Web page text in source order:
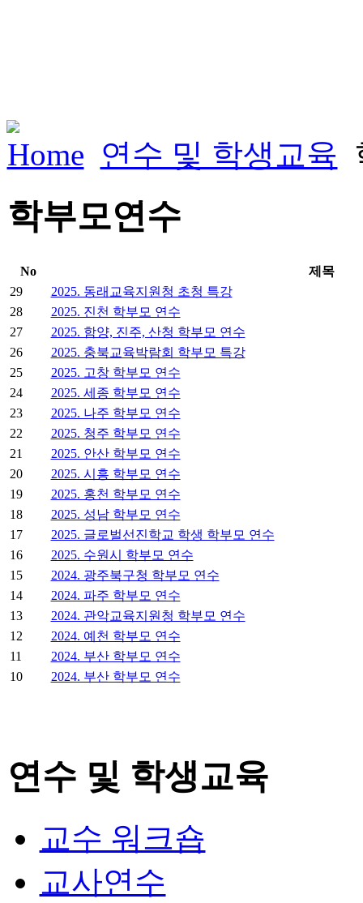
Home 연수 및 학생교육
학부모연수
No
제목
29
2025. 동래교육지원청 초청 특강
28
2025. 진천 학부모 연수
27
2025. 함양, 진주, 산청 학부모 연수
26
2025. 충북교육박람회 학부모 특강
25
2025. 고창 학부모 연수
24
2025. 세종 학부모 연수
23
2025. 나주 학부모 연수
22
2025. 청주 학부모 연수
21
2025. 안산 학부모 연수
20
2025. 시흥 학부모 연수
19
2025. 홍천 학부모 연수
18
2025. 성남 학부모 연수
17
2025. 글로벌선진학교 학생 학부모 연수
16
2025. 수원시 학부모 연수
15
2024. 광주북구청 학부모 연수
14
2024. 파주 학부모 연수
13
2024. 관악교육지원청 학부모 연수
12
2024. 예천 학부모 연수
11
2024. 부산 학부모 연수
10
2024. 부산 학부모 연수
연수 및 학생교육
교수 워크숍
교사연수